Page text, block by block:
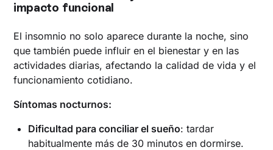
impacto funcional
El insomnio no solo aparece durante la noche, sino
que también puede influir en el bienestar y en las
actividades diarias, afectando la calidad de vida y el
funcionamiento cotidiano.
Síntomas nocturnos:
Dificultad para conciliar el sueño: tardar
habitualmente más de 30 minutos en dormirse.